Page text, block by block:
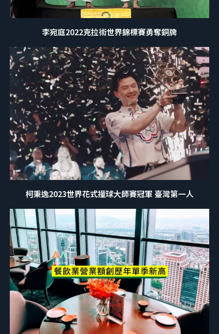
李宛庭2022克拉術世界錦標賽勇奪銅牌
柯秉逸2023世界花式撞球大師賽冠軍 臺灣第一人